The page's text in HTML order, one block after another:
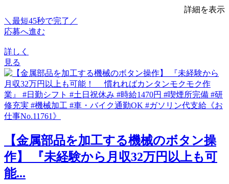
詳細を表示
＼最短45秒で完了／
応募へ進む
詳しく
見る
【金属部品を加工する機械のボタン操
作】 『未経験から月収32万円以上も可
能...